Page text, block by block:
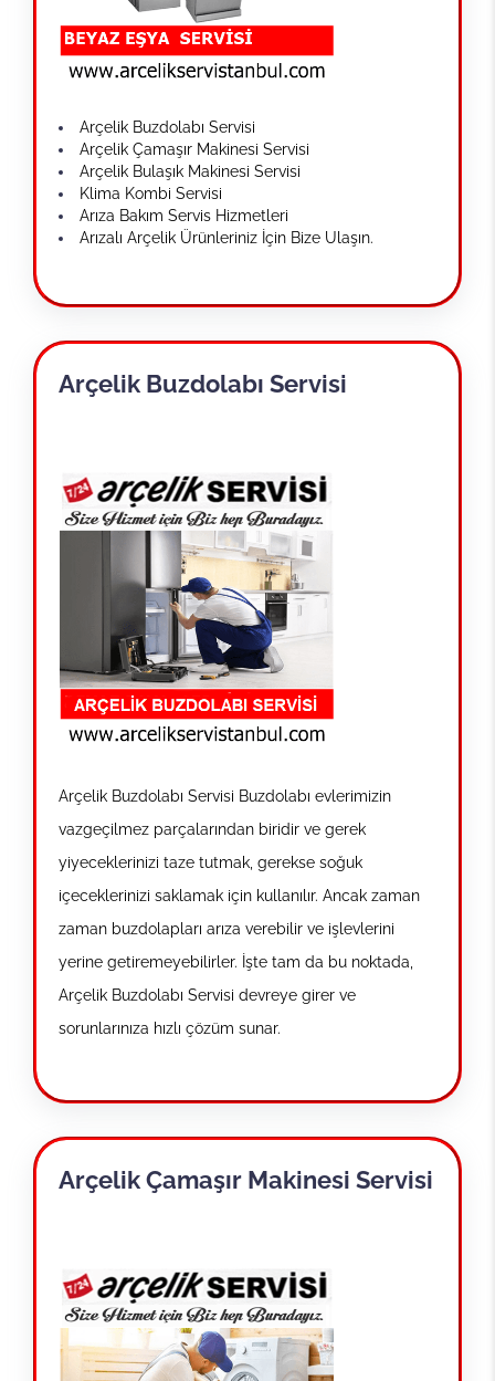
Arçelik Buzdolabı Servisi
Arçelik Çamaşır Makinesi Servisi
Arçelik Bulaşık Makinesi Servisi
Klima Kombi Servisi
Arıza Bakım Servis Hizmetleri
Arızalı Arçelik Ürünleriniz İçin Bize Ulaşın.
Arçelik Buzdolabı Servisi
Arçelik Buzdolabı Servisi Buzdolabı evlerimizin
vazgeçilmez parçalarından biridir ve gerek
yiyeceklerinizi taze tutmak, gerekse soğuk
içeceklerinizi saklamak için kullanılır. Ancak zaman
zaman buzdolapları arıza verebilir ve işlevlerini
yerine getiremeyebilirler. İşte tam da bu noktada,
Arçelik Buzdolabı Servisi devreye girer ve
sorunlarınıza hızlı çözüm sunar.
Arçelik Çamaşır Makinesi Servisi